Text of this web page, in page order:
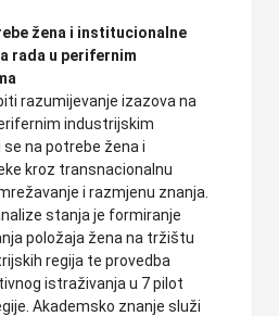
žena i institucionalne
rada u perifernim
razumijevanje izazova na
industrijskim
na potrebe žena i
kroz transnacionalnu
i razmjenu znanja.
stanja je formiranje
položaja žena na tržištu
regija te provedba
istraživanja u 7 pilot
Akademsko znanje služi